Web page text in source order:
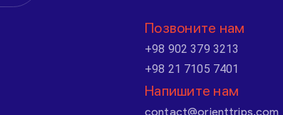
Позвоните нам
+98 902 379 3213
+98 21 7105 7401
Напишите нам
contact@orienttrips.com